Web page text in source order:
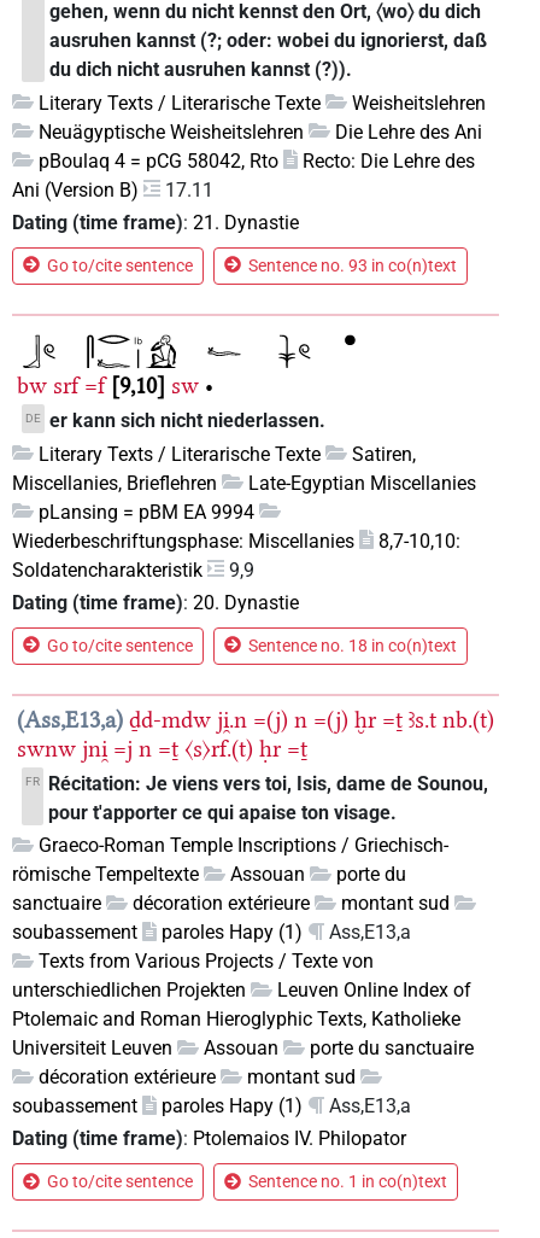
gehen, wenn du nicht kennst den Ort, 〈wo〉 du dich
ausruhen kannst (?; oder: wobei du ignorierst, daß
du dich nicht ausruhen kannst (?)).
Literary Texts / Literarische Texte
Weisheitslehren
Neuägyptische Weisheitslehren
Die Lehre des Ani
pBoulaq 4 = pCG 58042, Rto
Recto: Die Lehre des
Ani (Version B)
17.11
Dating (time frame): 21. Dynastie
Go to/cite sentence Sentence no. 93 in co(n)text
bw srf =f 9,10 sw •
DE er kann sich nicht niederlassen.
Literary Texts / Literarische Texte
Satiren,
Miscellanies, Brieflehren
Late-Egyptian Miscellanies
pLansing = pBM EA 9994
Wiederbeschriftungsphase: Miscellanies
8,7-10,10:
Soldatencharakteristik
9,9
Dating (time frame): 20. Dynastie
Go to/cite sentence Sentence no. 18 in co(n)text
Ass,E13,a ḏd-mdw ji̯.n =(j) n =(j) ḫr =ṯ ꜣs.t nb.(t)
swnw jni̯ =j n =ṯ 〈s〉rf.(t) ḥr =ṯ
FR
Récitation: Je viens vers toi, Isis, dame de Sounou,
pour t'apporter ce qui apaise ton visage.
Graeco-Roman Temple Inscriptions / Griechisch-
römische Tempeltexte
Assouan
porte du
sanctuaire
décoration extérieure
montant sud
soubassement
paroles Hapy (1)
Ass,E13,a
Texts from Various Projects / Texte von
unterschiedlichen Projekten
Leuven Online Index of
Ptolemaic and Roman Hieroglyphic Texts, Katholieke
Universiteit Leuven
Assouan
porte du sanctuaire
décoration extérieure
montant sud
soubassement
paroles Hapy (1)
Ass,E13,a
Dating (time frame): Ptolemaios IV. Philopator
Go to/cite sentence Sentence no. 1 in co(n)text